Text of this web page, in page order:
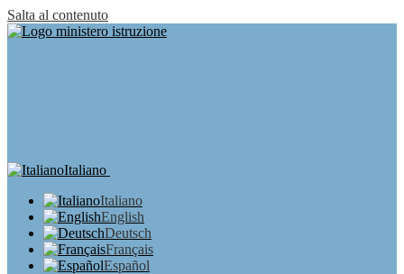
Salta al contenuto
Italiano
Italiano
English
Deutsch
Français
Español